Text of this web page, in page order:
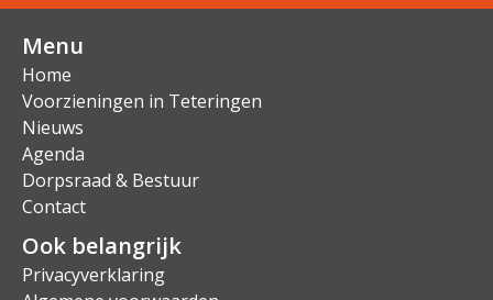
Menu
Home
Voorzieningen in Teteringen
Nieuws
Agenda
Dorpsraad & Bestuur
Contact
Ook belangrijk
Privacyverklaring